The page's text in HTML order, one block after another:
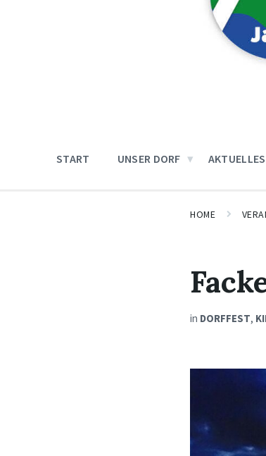
START UNSER DORF AKTUELLES
HOME
in DORFFEST,